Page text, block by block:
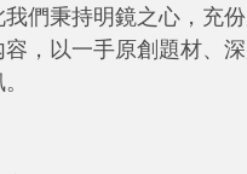
我們秉持明鏡之心，充
，以一手原創題材、